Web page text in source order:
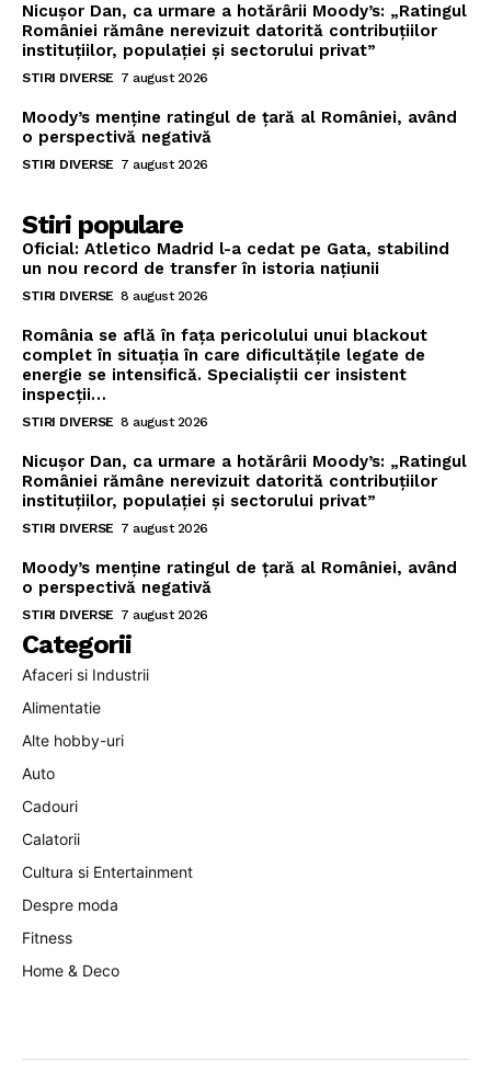
Nicușor Dan, ca urmare a hotărârii Moody’s: „Ratingul
României rămâne nerevizuit datorită contribuțiilor
instituțiilor, populației și sectorului privat”
STIRI DIVERSE 7 august 2026
Moody’s menține ratingul de țară al României, având
o perspectivă negativă
STIRI DIVERSE 7 august 2026
Stiri populare
Oficial: Atletico Madrid l-a cedat pe Gata, stabilind
un nou record de transfer în istoria națiunii
STIRI DIVERSE 8 august 2026
România se află în fața pericolului unui blackout
complet în situația în care dificultățile legate de
energie se intensifică. Specialiștii cer insistent
inspecții…
STIRI DIVERSE 8 august 2026
Nicușor Dan, ca urmare a hotărârii Moody’s: „Ratingul
României rămâne nerevizuit datorită contribuțiilor
instituțiilor, populației și sectorului privat”
STIRI DIVERSE 7 august 2026
Moody’s menține ratingul de țară al României, având
o perspectivă negativă
STIRI DIVERSE 7 august 2026
Categorii
Afaceri si Industrii
Alimentatie
Alte hobby-uri
Auto
Cadouri
Calatorii
Cultura si Entertainment
Despre moda
Fitness
Home & Deco